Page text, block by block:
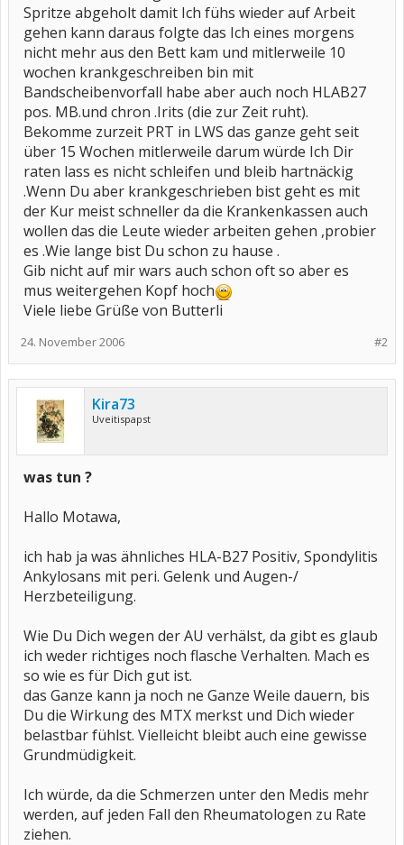
Spritze abgeholt damit Ich fühs wieder auf Arbeit
gehen kann daraus folgte das Ich eines morgens
nicht mehr aus den Bett kam und mitlerweile 10
wochen krankgeschreiben bin mit
Bandscheibenvorfall habe aber auch noch HLAB27
pos. MB.und chron .Irits (die zur Zeit ruht).
Bekomme zurzeit PRT in LWS das ganze geht seit
über 15 Wochen mitlerweile darum würde Ich Dir
raten lass es nicht schleifen und bleib hartnäckig
.Wenn Du aber krankgeschrieben bist geht es mit
der Kur meist schneller da die Krankenkassen auch
wollen das die Leute wieder arbeiten gehen ,probier
es .Wie lange bist Du schon zu hause .
Gib nicht auf mir wars auch schon oft so aber es
mus weitergehen Kopf hoch
Viele liebe Grüße von Butterli
#2
24. November 2006
Kira73
Uveitispapst
was tun ?
Hallo Motawa,
ich hab ja was ähnliches HLA-B27 Positiv, Spondylitis
Ankylosans mit peri. Gelenk und Augen-/
Herzbeteiligung.
Wie Du Dich wegen der AU verhälst, da gibt es glaub
ich weder richtiges noch flasche Verhalten. Mach es
so wie es für Dich gut ist.
das Ganze kann ja noch ne Ganze Weile dauern, bis
Du die Wirkung des MTX merkst und Dich wieder
belastbar fühlst. Vielleicht bleibt auch eine gewisse
Grundmüdigkeit.
Ich würde, da die Schmerzen unter den Medis mehr
werden, auf jeden Fall den Rheumatologen zu Rate
ziehen.